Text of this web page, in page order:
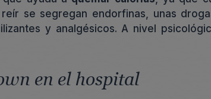
se segregan endorfinas, unas
y analgésicos. A nivel
en el hospital